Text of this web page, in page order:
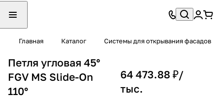
Главная Каталог Системы для открывания фасадов
Петля угловая 45°
FGV MS Slide-On
110°
64 473.88 ₽/
тыс.